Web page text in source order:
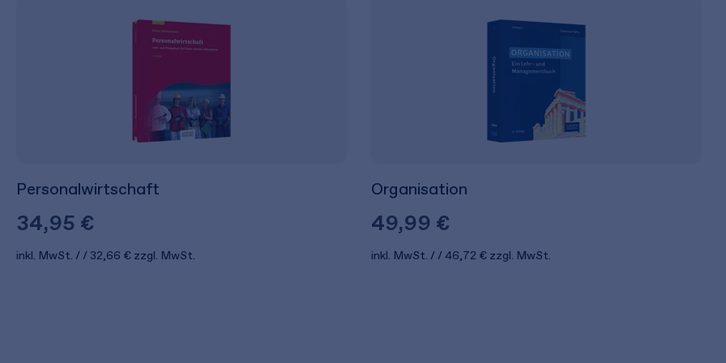
Personalwirtschaft
34,95 €
inkl. MwSt. 32,66 € zzgl. MwSt.
Organisation
49,99 €
inkl. MwSt. 46,72 € zzgl. MwSt.